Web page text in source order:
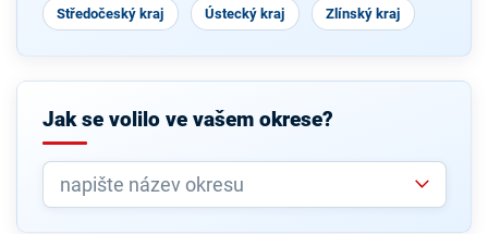
Středočeský kraj Ústecký kraj Zlínský kraj
Jak se volilo ve vašem okrese?